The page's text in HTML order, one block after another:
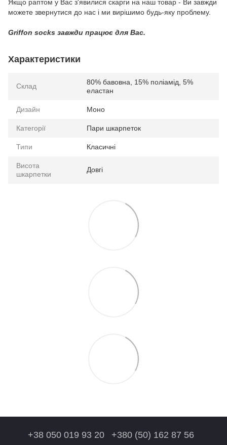
Якщо раптом у Вас з'явилися скарги на наш товар - Ви завжди
можете звернутися до нас і ми вирішимо будь-яку проблему.
Griffon socks завжди працює для Вас.
Характеристики
Склад
80% бавовна, 15% поліамід, 5%
еластан
Дизайн Моно
Категорії Пари шкарпеток
Типи Класичні
Висота
шкарпетки
Довгі
+38 050 019 93 20 +380 (50) 162 87 56